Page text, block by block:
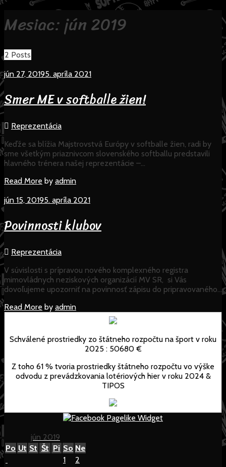
Mesiac:jún 2019
2 Posts
jún 27, 20195. apríla 2021
Smer ME v softballe žien!
Reprezentácia
Keďže sa blížia Majstrovstvá Európy v softballe žien, radi by
sme všetkým priaznivcom slovenského softballu predstavili
hlavného trénera našej reprezentácie –…
Read More Read
by admin
jún 15, 20195. apríla 2021
Povinnosti klubov
Reprezentácia
V súvislosti s prípravou nového komplexného registra
mimovládnych neziskových organizácií MV SR, si Vás
dovoľujeme upozorniť na povinnosť zápisu do pripravovaného…
Read More Read
by admin
Schválené prostriedky zo štátneho rozpočtu na šport v roku
2025 : 50680 €
Z toho 61 % tvoria prostriedky štátneho rozpočtu vo výške
odvodu z prevádzkovania lotériových hier v roku 2024 &
TIPOS
jún 2019
Po Ut St Št Pi So Ne
1
2